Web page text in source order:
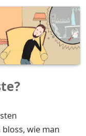
wie man